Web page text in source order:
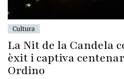
Cultura
La Nit de la Candela
èxit i captiva
Ordino